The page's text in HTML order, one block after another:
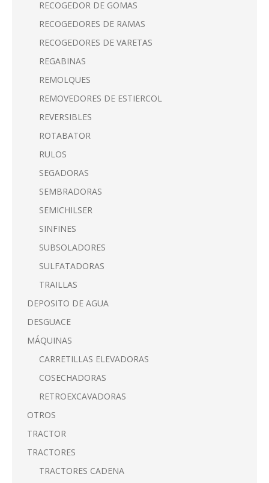
RECOGEDOR DE GOMAS
RECOGEDORES DE RAMAS
RECOGEDORES DE VARETAS
REGABINAS
REMOLQUES
REMOVEDORES DE ESTIERCOL
REVERSIBLES
ROTABATOR
RULOS
SEGADORAS
SEMBRADORAS
SEMICHILSER
SINFINES
SUBSOLADORES
SULFATADORAS
TRAILLAS
DEPOSITO DE AGUA
DESGUACE
MÁQUINAS
CARRETILLAS ELEVADORAS
COSECHADORAS
RETROEXCAVADORAS
OTROS
TRACTOR
TRACTORES
TRACTORES CADENA